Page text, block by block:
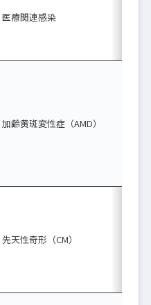
医療関連感染
加齢黄斑変性症（AMD）
先天性奇形（CM）